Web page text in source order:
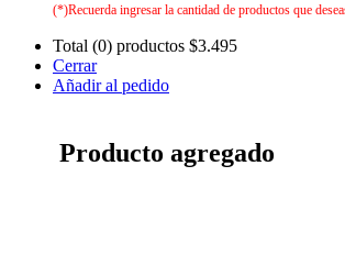
(*)Recuerda ingresar la cantidad de productos que
Total (0) productos $3.495
Cerrar
Añadir al pedido
Producto agregado